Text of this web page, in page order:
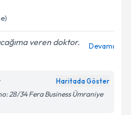
veren doktor.
Devamı
Haritada Göster
28/34 Fera Business Ümraniye